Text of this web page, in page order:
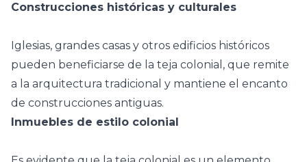
Construcciones históricas y culturales
Iglesias, grandes casas y otros edificios históricos
pueden beneficiarse de la teja colonial, que remite
a la arquitectura tradicional y mantiene el encanto
de construcciones antiguas.
Inmuebles de estilo colonial